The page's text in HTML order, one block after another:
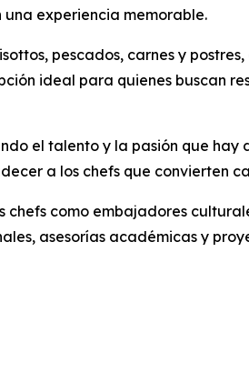
experiencia memorable.
pescados, carnes y
ideal para quienes buscan
el talento y la pasión que
a los chefs que convierten
como embajadores
asesorías académicas y